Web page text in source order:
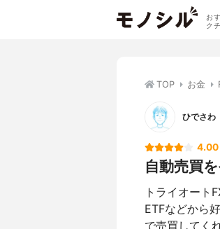
お
ク
TOP お金
ひでさわ
4.00
自動売買
トライオート
ETFなどから
で売買してく